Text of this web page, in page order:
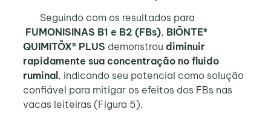
Seguindo com os resultados para
FUMONISINAS B1 e B2 (FBs), BIŌNTE®
QUIMITŌX® PLUS demonstrou diminuir
rapidamente sua concentração no fluido
ruminal , indicando seu potencial como solução
confiável para mitigar os efeitos dos FBs nas
vacas leiteiras (Figura 5).